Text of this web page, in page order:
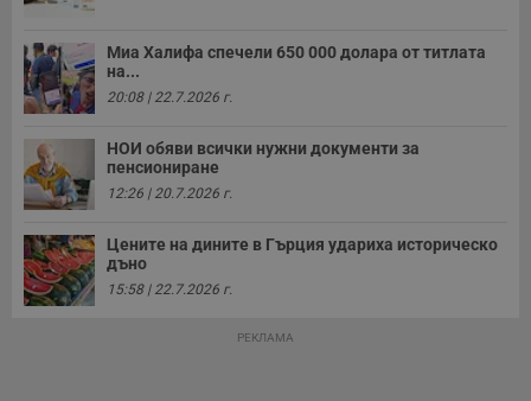
Миа Халифа спечели 650 000 долара от титлата
на...
20:08 | 22.7.2026 г.
НОИ обяви всички нужни документи за
пенсиониране
12:26 | 20.7.2026 г.
Цените на дините в Гърция удариха историческо
дъно
15:58 | 22.7.2026 г.
РЕКЛАМА